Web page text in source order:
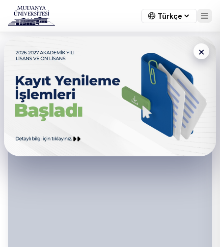
×
Mühendislik, Mimarlık ve
Tasarım Fakültesi - Birim İç
Değerlendirme Komisyonu